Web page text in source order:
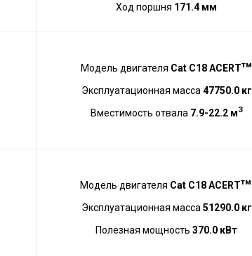
Ход поршня 171.4 мм
Модель двигателя Cat C18 ACERTтм
Эксплуатационная масса 47750.0 кг
Вместимость отвала 7.9-22.2 м3
Модель двигателя Cat C18 ACERTтм
Эксплуатационная масса 51290.0 кг
Полезная мощность370.0 кВт